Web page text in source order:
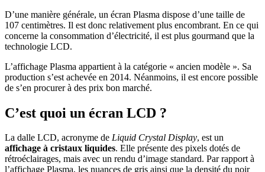
D’une manière générale, un écran Plasma dispose d’une taille de
107 centimètres. Il est donc relativement plus encombrant. En ce qui
concerne la consommation d’électricité, il est plus gourmand que la
technologie LCD.
L’affichage Plasma appartient à la catégorie « ancien modèle ». Sa
production s’est achevée en 2014. Néanmoins, il est encore possible
de s’en procurer à des prix bon marché.
C’est quoi un écran LCD ?
La dalle LCD, acronyme de Liquid Crystal Display, est un
affichage à cristaux liquides. Elle présente des pixels dotés de
rétroéclairages, mais avec un rendu d’image standard. Par rapport à
l’affichage Plasma, les nuances de gris ainsi que la densité du noir